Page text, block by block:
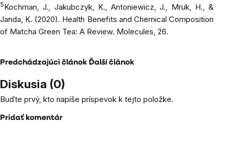
5Kochman, J., Jakubczyk, K., Antoniewicz, J., Mruk, H., &
Janda, K. (2020). Health Benefits and Chemical Composition
of Matcha Green Tea: A Review. Molecules, 26.
Predchádzajúci článok Ďalší článok
Diskusia (0)
Buďte prvý, kto napíše príspevok k tejto položke.
Pridať komentár